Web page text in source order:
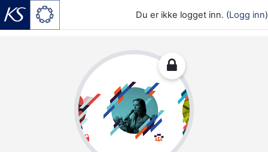
Du er ikke logget inn. (Logg inn)